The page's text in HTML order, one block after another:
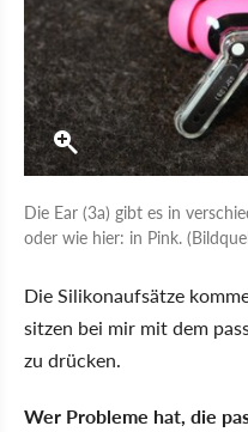
Die Ear (3a) gibt es in
oder wie hier: in Pink.
Die Silikonaufsätze
sitzen bei mir mit dem
zu drücken.
Wer Probleme hat, die